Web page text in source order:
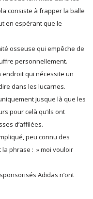
consiste à frapper la balle
en espérant que le
osseuse qui empêche de
personnellement.
endroit qui nécessite un
dans les lucarnes.
jusque là que les
pour celà qu’ils ont
d’affilées.
peu connu des
la phrase : » moi vouloir
Adidas n’ont